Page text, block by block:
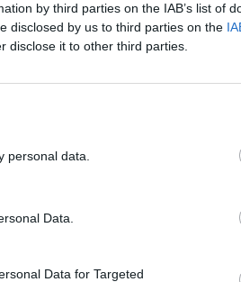
by third parties on the IAB’s list of
disclosed by us to third parties on the
disclose it to other third parties.
personal data.
Data.
Data for Targeted
της κοινωνίας μας,
στο πρόσωπό του είναι
στις ψυχές των παιδιών
συναδέλφους και στους